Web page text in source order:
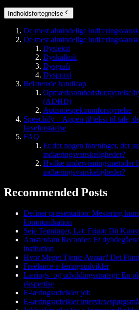
Indholdsfortegnelse
De mest almindelige
De mest almindelige
Dysleksi
Dyskalkuli
Dysgrafi
Dyspraxi
Relaterede handicap
Opmærksomhedsforstyrrelse/
(ADHD)
Autismespektrumforstyrrelse
Speechify—Appen til tekst-til-tale,
læseforståelse
FAQ
Er der nogen foreninger, der
indlæringsvanskeligheder?
Hvilke undervisningsmetoder
indlæringsvanskeligheder?
Recommended Posts
Definer præsentation: Mestering
kommunikation
Seje Tegninger, Let: Frigør Dit
Amsterdam Recorder: Et
institution
Hvor Meget Tjente Avatar? Det
Freelance e-læringsudvikler
Lærings- og udviklingsstrategi: En
ekspertise
E-læringsudvikler job
E-læringsudvikler